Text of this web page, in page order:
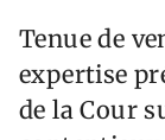
Tenue de
expertise
de la Cour